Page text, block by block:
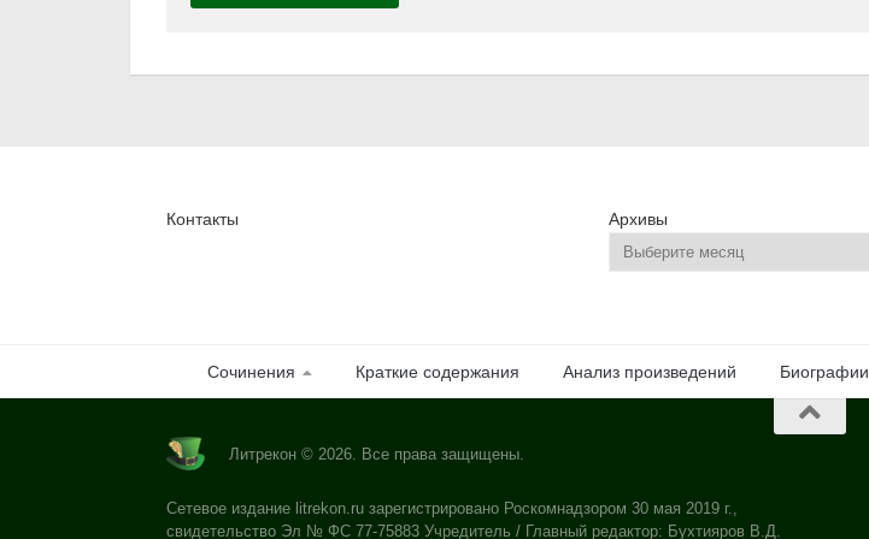
Контакты Архивы
Сочинения Краткие содержания Анализ произведений Биографии
Литрекон © 2026. Все права защищены.
Сетевое издание litrekon.ru зарегистрировано Роскомнадзором 30 мая 2019 г.,
свидетельство Эл № ФС 77-75883 Учредитель / Главный редактор: Бухтияров В.Д.